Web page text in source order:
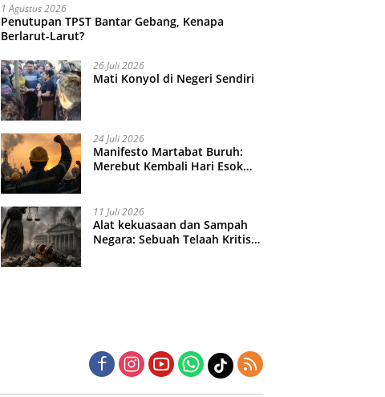
1 Agustus 2026
Penutupan TPST Bantar Gebang, Kenapa
Berlarut-Larut?
26 Juli 2026
Mati Konyol di Negeri Sendiri
24 Juli 2026
Manifesto Martabat Buruh:
Merebut Kembali Hari Esok
11 Juli 2026
Alat kekuasaan dan Sampah
Negara: Sebuah Telaah Kritis